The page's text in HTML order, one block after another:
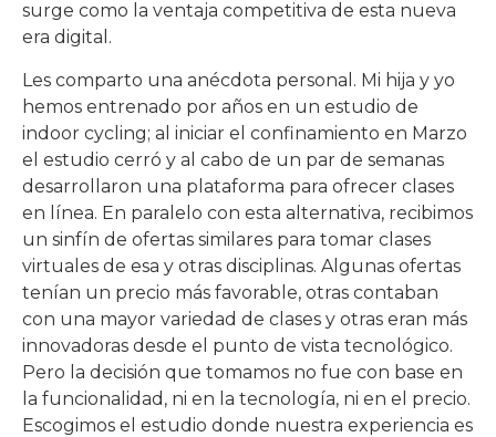
surge como la ventaja competitiva de esta nueva
era digital.
Les comparto una anécdota personal. Mi hija y yo
hemos entrenado por años en un estudio de
indoor cycling; al iniciar el confinamiento en Marzo
el estudio cerró y al cabo de un par de semanas
desarrollaron una plataforma para ofrecer clases
en línea. En paralelo con esta alternativa, recibimos
un sinfín de ofertas similares para tomar clases
virtuales de esa y otras disciplinas. Algunas ofertas
tenían un precio más favorable, otras contaban
con una mayor variedad de clases y otras eran más
innovadoras desde el punto de vista tecnológico.
Pero la decisión que tomamos no fue con base en
la funcionalidad, ni en la tecnología, ni en el precio.
Escogimos el estudio donde nuestra experiencia es